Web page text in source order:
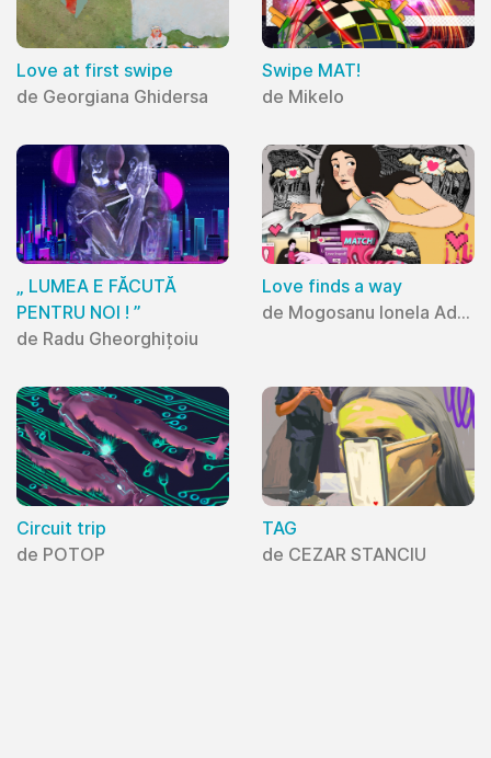
Love at first swipe
de Georgiana Ghidersa
Swipe MAT!
de Mikelo
„ LUMEA E FĂCUTĂ
PENTRU NOI ! ”
de Radu Gheorghițoiu
Love finds a way
de Mogosanu Ionela Adriana
Circuit trip
de POTOP
TAG
de CEZAR STANCIU